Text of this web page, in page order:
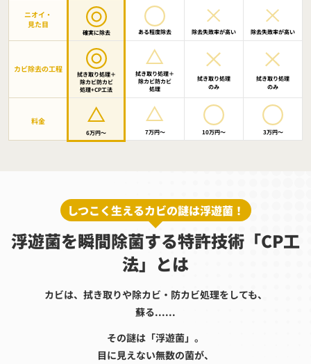
ニオイ・
見た目
確実に除去 ある程度除去 除去失敗率が高い 除去失敗率が高い
カビ除去の工程
拭き取り処理＋
除カビ防カビ
処理+CP工法
拭き取り処理＋
除カビ防カビ
処理
拭き取り処理
のみ
拭き取り処理
のみ
料金
6万円〜 7万円〜 10万円〜 3万円〜
しつこく生えるカビの謎は浮遊菌！
浮遊菌を瞬間除菌する特許技術「CP工
法」とは
カビは、拭き取りや除カビ・防カビ処理をしても、
蘇る......
その謎は「浮遊菌」。
目に見えない無数の菌が、